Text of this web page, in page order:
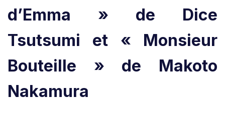
d’Emma » de Dice
Tsutsumi et « Monsieur
Bouteille » de Makoto
Nakamura